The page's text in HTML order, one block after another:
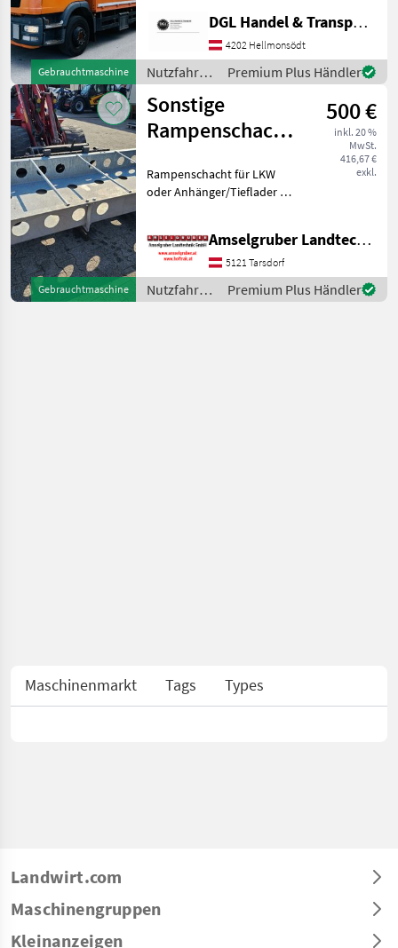
Gebrauchtmaschine
gepflegt, Baujahr 04/2012,
188.000 km, Ladebordwand
( 4x Steuerung), Klima,
Sitzheizu
DGL Handel & Transporte
4202 Hellmonsödt
Nutzfahrzeuge
/ MAN
Premium Plus Händler
Gebrauchtmaschine
Sonstige
Rampenschacht
500 €
inkl. 20 %
MwSt.
416,67 €
exkl.
Rampenschacht für LKW
oder Anhänger/Tieflader zu
Nutzfahrzeuge Lastwagen
(LKW)
Amselgruber Landtechnik GmbH
5121 Tarsdorf
Nutzfahrzeuge
/ Sonstige
Premium Plus Händler
Maschinenmarkt Tags Types
Landwirt.com
Maschinengruppen
Kleinanzeigen